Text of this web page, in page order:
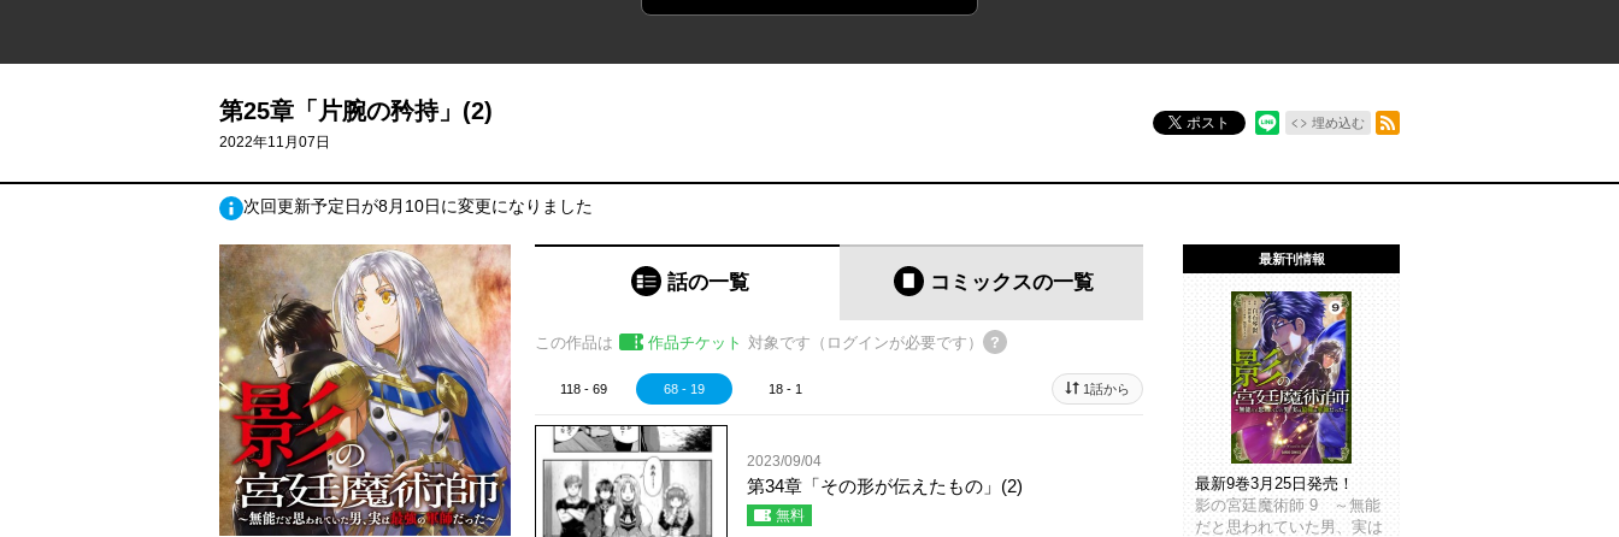
第25章「片腕の矜持」(2)
2022年11月07日
ポスト 埋め込む
次回更新予定日が8月10日に変更になりました
話の一覧 コミックスの一覧
この作品は 作品チケット 対象です（ログインが必要です）
118 - 69 68 - 19 18 - 1 1話から
2023/09/04
第34章「その形が伝えたもの」(2)
無料
最新刊情報
最新9巻3月25日発売！
影の宮廷魔術師 9 ～無能
だと思われていた男、実は